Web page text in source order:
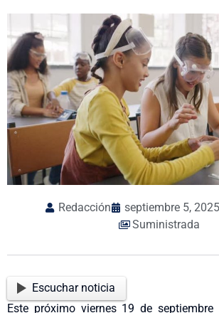
Redacción septiembre 5, 2025
Suministrada
Escuchar noticia
Este próximo viernes 19 de